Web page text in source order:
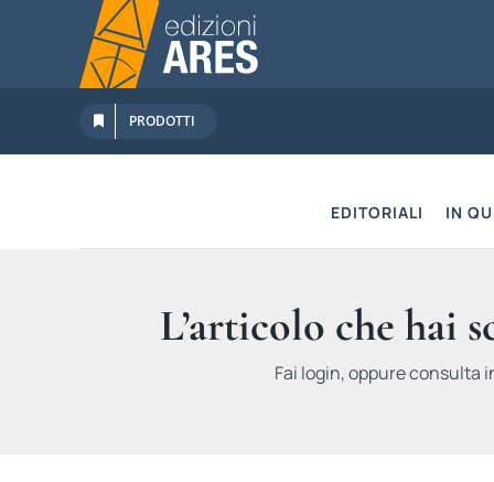
contenuto
PRODOTTI
EDITORIALI IN
L’articolo che hai
Fai login, oppure consulta